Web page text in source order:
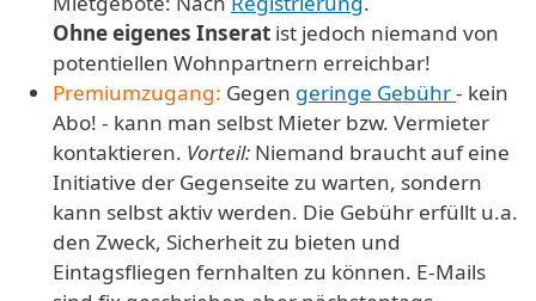
Ohne eigenes Inserat ist jedoch niemand von
potentiellen Wohnpartnern erreichbar!
Premiumzugang: Gegen geringe Gebühr- kein
Abo! - kann man selbst Mieter bzw. Vermieter
kontaktieren. Vorteil: Niemand braucht auf eine
Initiative der Gegenseite zu warten, sondern
kann selbst aktiv werden. Die Gebühr erfüllt u.a.
den Zweck, Sicherheit zu bieten und
Eintagsfliegen fernhalten zu können. E-Mails